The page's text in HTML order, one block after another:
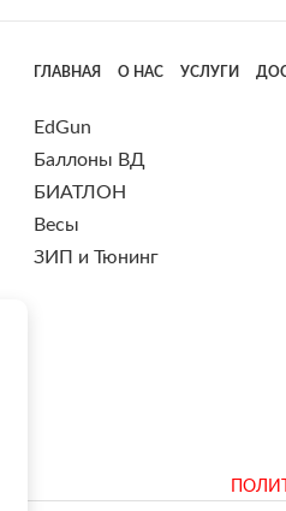
ГЛАВНАЯ О НАС УСЛУГИ
EdGun
Баллоны ВД
БИАТЛОН
Весы
ЗИП и Тюнинг